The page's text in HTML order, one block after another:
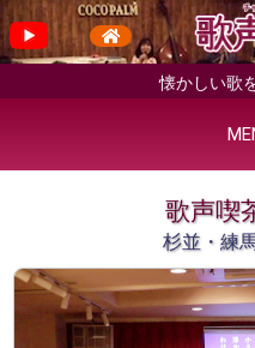
懐かしい歌
歌声喫
杉並・練